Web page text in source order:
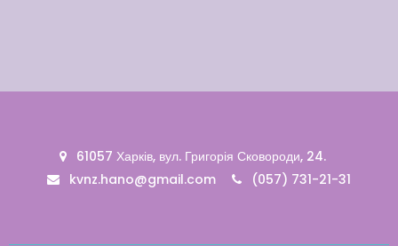
61057 Харків, вул. Григорія Сковороди, 24.
kvnz.hano@gmail.com
(057) 731-21-31